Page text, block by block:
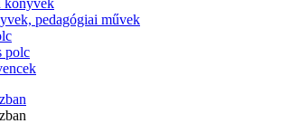
könyvek
pedagógiai művek
polc